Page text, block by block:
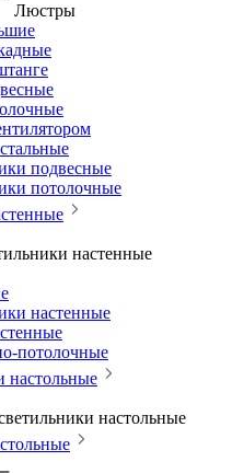
Люстры
подвесные
потолочные
настенные
настенные
потолочные
настольные
настольные